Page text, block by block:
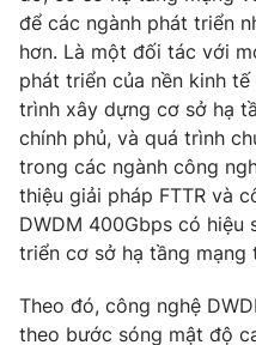
để các ngành phát triển
hơn. Là một đối tác với
phát triển của nền kinh
trình xây dựng cơ sở hạ
chính phủ, và quá trình
trong các ngành công
thiệu giải pháp FTTR và
DWDM 400Gbps có hiệu
triển cơ sở hạ tầng mạng
Theo đó, công nghệ
theo bước sóng mật độ